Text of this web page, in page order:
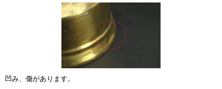
凹み、傷があります。